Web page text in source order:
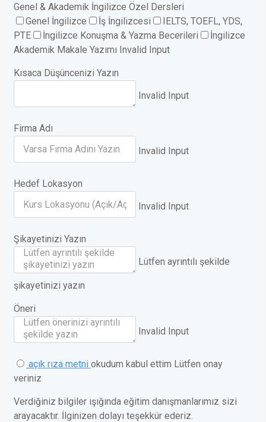
Genel & Akademik İngilizce Özel Dersleri
Genel İngilizce
İş İngilizcesi
IELTS, TOEFL, YDS,
PTE
İngilizce Konuşma & Yazma Becerileri
İngilizce
Akademik Makale Yazımı Invalid Input
Kısaca Düşüncenizi Yazın
Invalid Input
Firma Adı
Invalid Input
Hedef Lokasyon
Invalid Input
Şikayetinizi Yazın
Lütfen ayrıntılı şekilde
şikayetinizi yazın
Öneri
Invalid Input
açık rıza metni okudum kabul ettim Lütfen onay
veriniz
Verdiğiniz bilgiler ışığında eğitim danışmanlarımız sizi
arayacaktır. İlginizen dolayı teşekkür ederiz.